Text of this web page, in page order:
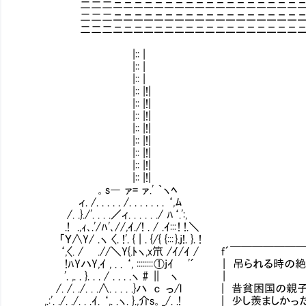
二二二ニニニニニニニニニニニニニニニニニニニ
二二二ニニニニニニニニニニニニニニニニニニ
二二二ニニニニニニニニニニニニニニニニニニ
|:: |
|:: |
|:: |
|:: |!|
|:: |!|
|:: |!|
|:: |!|
|:: |!|
|:: |!|
|:: |!|
|:: |!|
。s― ァ= ァ.' ｀ヽﾍ
ィ. /. . . . . /. . . . . . . ‘,ﾑ
/. .}./'. . . .／ィ. . . . . ./ ﾊ‘.':,
.! .,ｨ､.'/ﾊ'､//,ｲ./! . / .ｲ::: ! !.＼
「Ｙ∧Y/ .ヽ 〈. !'. { | . {/{ {::: }.j!. }. !
‘,〈. / Ⅶ.//＼Y{.ﾄヽ,x笊 /ｲ/ｲ / f´￣￣￣￣￣￣￣￣￣
!ﾊYハY,ｲ , . . ‘, :::::::: ①jｲ '´ | 吊られる時の
'. ,. . }. . . / . . . .
/. /. ./. . .∧. . . . .}ハ c っ/l | 昔貧困国の親子を金
,.:'. ./. ./. . .ｲ. ‘,. .ヽ. }.,介s。_/. .! |